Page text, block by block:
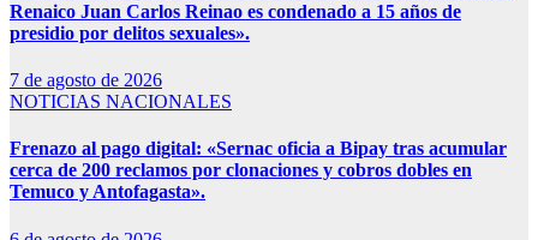
Renaico Juan Carlos Reinao es condenado a 15 años de
presidio por delitos sexuales».
7 de agosto de 2026
NOTICIAS NACIONALES
Frenazo al pago digital: «Sernac oficia a Bipay tras acumular
cerca de 200 reclamos por clonaciones y cobros dobles en
Temuco y Antofagasta».